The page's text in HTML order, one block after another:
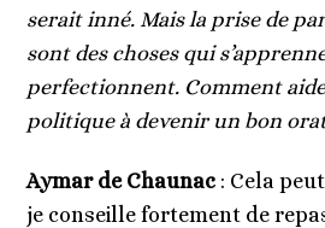
serait inné. Mais la prise de
sont des choses qui
perfectionnent. Comment
politique à devenir un bon
Aymar de Chaunac : Cela
je conseille fortement de